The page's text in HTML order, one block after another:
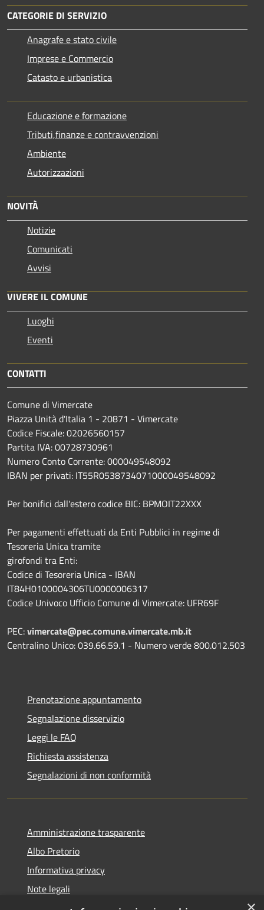
CATEGORIE DI SERVIZIO
Anagrafe e stato civile
Imprese e Commercio
Catasto e urbanistica
Educazione e formazione
Tributi,finanze e contravvenzioni
Ambiente
Autorizzazioni
NOVITÀ
Notizie
Comunicati
Avvisi
VIVERE IL COMUNE
Luoghi
Eventi
CONTATTI
Comune di Vimercate
Piazza Unità d'Italia 1 - 20871 - Vimercate
Codice Fiscale: 02026560157
Partita IVA: 00728730961
Numero Conto Corrente: 000049548092
IBAN per privati: IT55R0538734071000049548092
Per bonifici dall'estero codice BIC: BPMOIT22XXX
Per pagamenti effettuati da Enti Pubblici in regime di
Tesoreria Unica tramite
girofondi tra Enti:
Codice di Tesoreria Unica - IBAN
IT84H0100004306TU0000006317
Codice Univoco Ufficio Comune di Vimercate: UFR69F
PEC:vimercate@pec.comune.vimercate.mb.it
Centralino Unico: 039.66.59.1 - Numero verde 800.012.503
Prenotazione appuntamento
Segnalazione disservizio
Leggi le FAQ
Richiesta assistenza
Segnalazioni di non conformità
Amministrazione trasparente
Albo Pretorio
Informativa privacy
Note legali